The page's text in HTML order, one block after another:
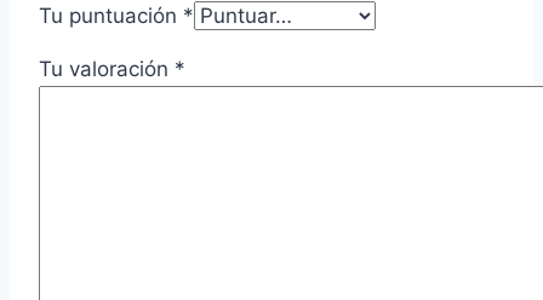
Tu puntuación *
Tu valoración *